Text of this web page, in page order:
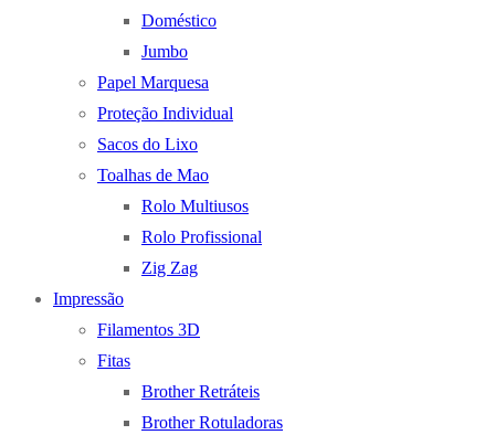
Doméstico
Jumbo
Papel Marquesa
Proteção Individual
Sacos do Lixo
Toalhas de Mao
Rolo Multiusos
Rolo Profissional
Zig Zag
Impressão
Filamentos 3D
Fitas
Brother Retráteis
Brother Rotuladoras